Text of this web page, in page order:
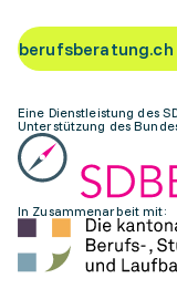
Eine Dienstleistung des
Unterstützung des
In Zusammenarbeit mit: